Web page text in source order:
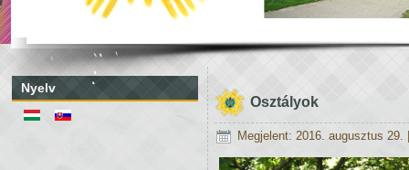
Nyelv
Osztályok
Megjelent: 2016. augusztus 29.